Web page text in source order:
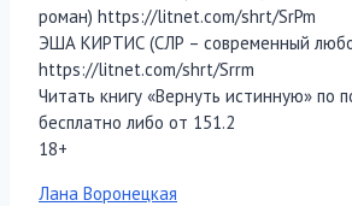
роман) https://litnet.com/shrt/SrPm
ЭША КИРТИС (СЛР – современный
https://litnet.com/shrt/Srrm
Читать книгу «Вернуть истинную» по
бесплатно либо от 151.2
18+
Метки
Лана Воронецкая